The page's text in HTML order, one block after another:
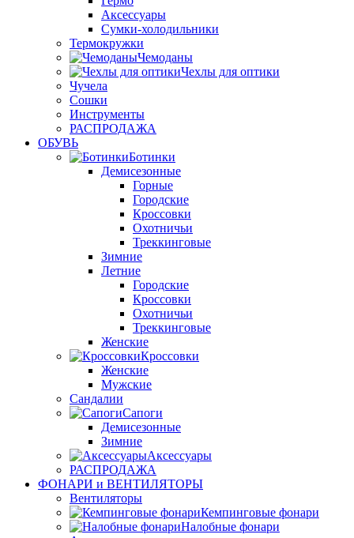
Аксессуары
Сумки-холодильники
Термокружки
Чемоданы
Чехлы для оптики
Чучела
Сошки
Инструменты
РАСПРОДАЖА
ОБУВЬ
Ботинки
Демисезонные
Горные
Городские
Кроссовки
Охотничьи
Треккинговые
Зимние
Летние
Городские
Кроссовки
Охотничьи
Треккинговые
Женские
Кроссовки
Женские
Мужские
Сандалии
Сапоги
Демисезонные
Зимние
Аксессуары
РАСПРОДАЖА
ФОНАРИ и ВЕНТИЛЯТОРЫ
Вентиляторы
Кемпинговые фонари
Налобные фонари